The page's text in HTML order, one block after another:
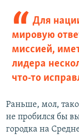
Для
мировую
миссией,
лидера
что-то
Раньше, мол,
не пробился бы
городка на